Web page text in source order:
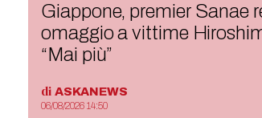
Giappone, premier Sanae
omaggio a vittime
“Mai più”
di ASKANEWS
06/08/2026 14:50